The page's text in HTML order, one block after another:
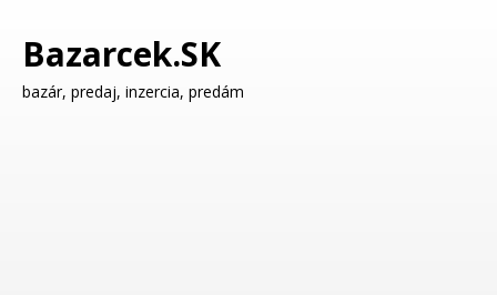
Bazarcek.SK
bazár, predaj, inzercia, predám